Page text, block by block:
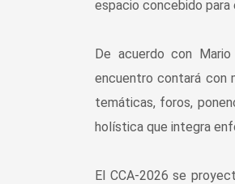
espacio concebido para
De acuerdo con
encuentro contará con
temáticas, foros,
holística que integra
El CCA-2026 se